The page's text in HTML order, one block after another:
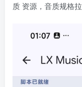
质 资源，音质规格拉